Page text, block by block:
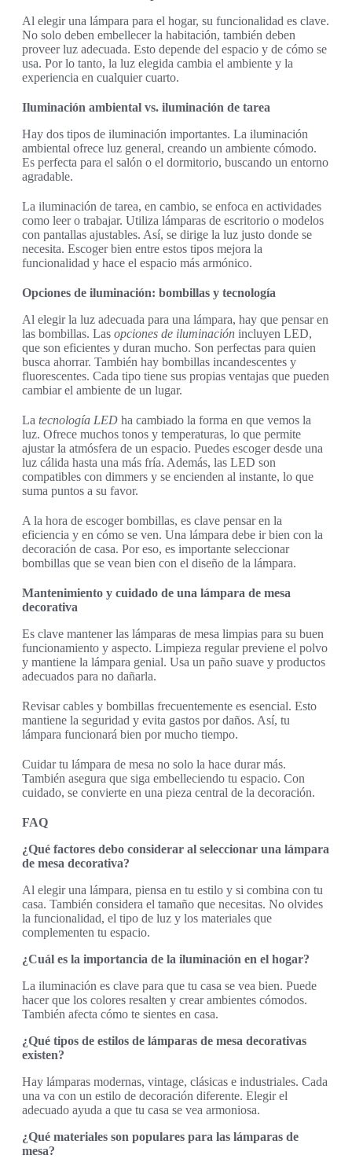
Al elegir una lámpara para el hogar, su funcionalidad es clave.
No solo deben embellecer la habitación, también deben
proveer luz adecuada. Esto depende del espacio y de cómo se
usa. Por lo tanto, la luz elegida cambia el ambiente y la
experiencia en cualquier cuarto.
Iluminación ambiental vs. iluminación de tarea
Hay dos tipos de iluminación importantes. La iluminación
ambiental ofrece luz general, creando un ambiente cómodo.
Es perfecta para el salón o el dormitorio, buscando un entorno
agradable.
La iluminación de tarea, en cambio, se enfoca en actividades
como leer o trabajar. Utiliza lámparas de escritorio o modelos
con pantallas ajustables. Así, se dirige la luz justo donde se
necesita. Escoger bien entre estos tipos mejora la
funcionalidad y hace el espacio más armónico.
Opciones de iluminación: bombillas y tecnología
Al elegir la luz adecuada para una lámpara, hay que pensar en
las bombillas. Las opciones de iluminación incluyen LED,
que son eficientes y duran mucho. Son perfectas para quien
busca ahorrar. También hay bombillas incandescentes y
fluorescentes. Cada tipo tiene sus propias ventajas que pueden
cambiar el ambiente de un lugar.
La tecnología LED ha cambiado la forma en que vemos la
luz. Ofrece muchos tonos y temperaturas, lo que permite
ajustar la atmósfera de un espacio. Puedes escoger desde una
luz cálida hasta una más fría. Además, las LED son
compatibles con dimmers y se encienden al instante, lo que
suma puntos a su favor.
A la hora de escoger bombillas, es clave pensar en la
eficiencia y en cómo se ven. Una lámpara debe ir bien con la
decoración de casa. Por eso, es importante seleccionar
bombillas que se vean bien con el diseño de la lámpara.
Mantenimiento y cuidado de una lámpara de mesa
decorativa
Es clave mantener las lámparas de mesa limpias para su buen
funcionamiento y aspecto. Limpieza regular previene el polvo
y mantiene la lámpara genial. Usa un paño suave y productos
adecuados para no dañarla.
Revisar cables y bombillas frecuentemente es esencial. Esto
mantiene la seguridad y evita gastos por daños. Así, tu
lámpara funcionará bien por mucho tiempo.
Cuidar tu lámpara de mesa no solo la hace durar más.
También asegura que siga embelleciendo tu espacio. Con
cuidado, se convierte en una pieza central de la decoración.
FAQ
¿Qué factores debo considerar al seleccionar una lámpara
de mesa decorativa?
Al elegir una lámpara, piensa en tu estilo y si combina con tu
casa. También considera el tamaño que necesitas. No olvides
la funcionalidad, el tipo de luz y los materiales que
complementen tu espacio.
¿Cuál es la importancia de la iluminación en el hogar?
La iluminación es clave para que tu casa se vea bien. Puede
hacer que los colores resalten y crear ambientes cómodos.
También afecta cómo te sientes en casa.
¿Qué tipos de estilos de lámparas de mesa decorativas
existen?
Hay lámparas modernas, vintage, clásicas e industriales. Cada
una va con un estilo de decoración diferente. Elegir el
adecuado ayuda a que tu casa se vea armoniosa.
¿Qué materiales son populares para las lámparas de
mesa?